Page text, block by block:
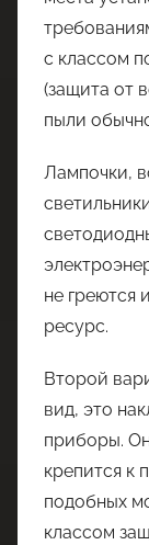
с классом
(защита от
пыли
Лампочки,
не греются
ресурс.
Второй
вид, это
приборы.
крепится к
подобных
классом